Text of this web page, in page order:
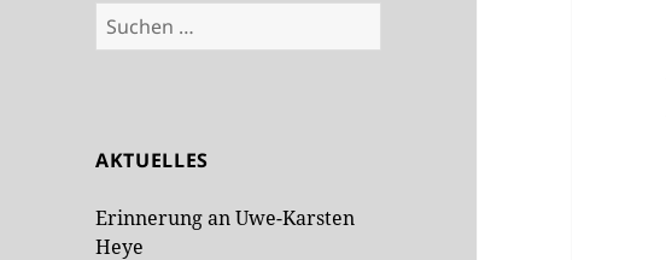
Suchen
nach:
AKTUELLES
Erinnerung an Uwe-Karsten
Heye